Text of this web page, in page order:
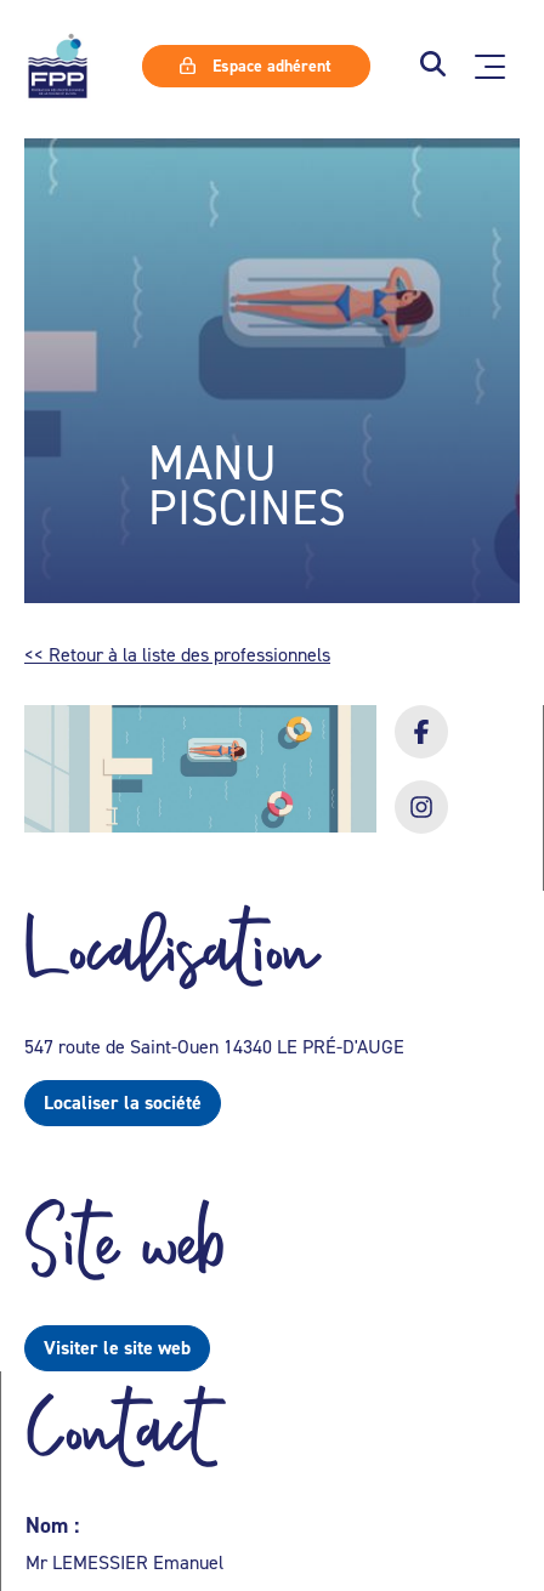
Espace adhérent
MANU
PISCINES
<< Retour à la liste des professionnels
Localisation
547 route de Saint-Ouen 14340 LE PRÉ-D'AUGE
Localiser la société
Site web
Visiter le site web
Contact
Nom :
Mr LEMESSIER Emanuel